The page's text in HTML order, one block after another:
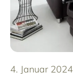
4. Januar 2024